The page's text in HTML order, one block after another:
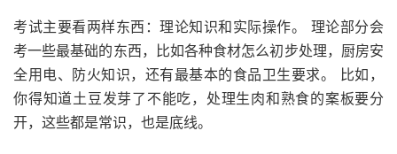
考试主要看两样东西：理论知识和实际操作。 理论部分会
考一些最基础的东西，比如各种食材怎么初步处理，厨房安
全用电、防火知识，还有最基本的食品卫生要求。 比如，
你得知道土豆发芽了不能吃，处理生肉和熟食的案板要分
开，这些都是常识，也是底线。